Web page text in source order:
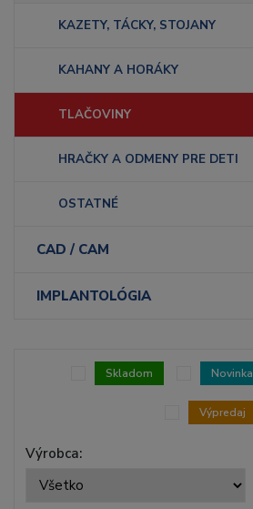
KAZETY, TÁCKY, STOJANY
KAHANY A HORÁKY
TLAČOVINY
HRAČKY A ODMENY PRE DETI
OSTATNÉ
CAD / CAM
IMPLANTOLÓGIA
Výrobca:
Skladom Novinka
Výpredaj